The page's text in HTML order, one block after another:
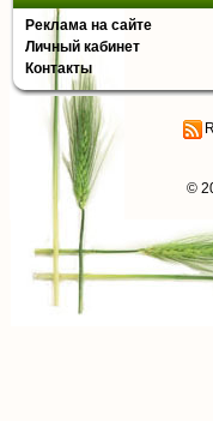
Реклама на сайте
Личный кабинет
Контакты
©